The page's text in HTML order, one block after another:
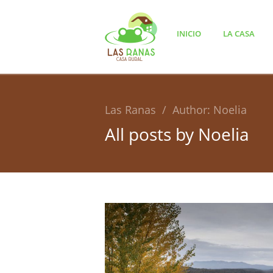
INICIO LA CASA
Las Ranas / Author: Noelia
All posts by Noelia